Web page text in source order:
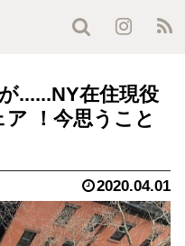
......NY在住現役
！今思うこと
2020.04.01